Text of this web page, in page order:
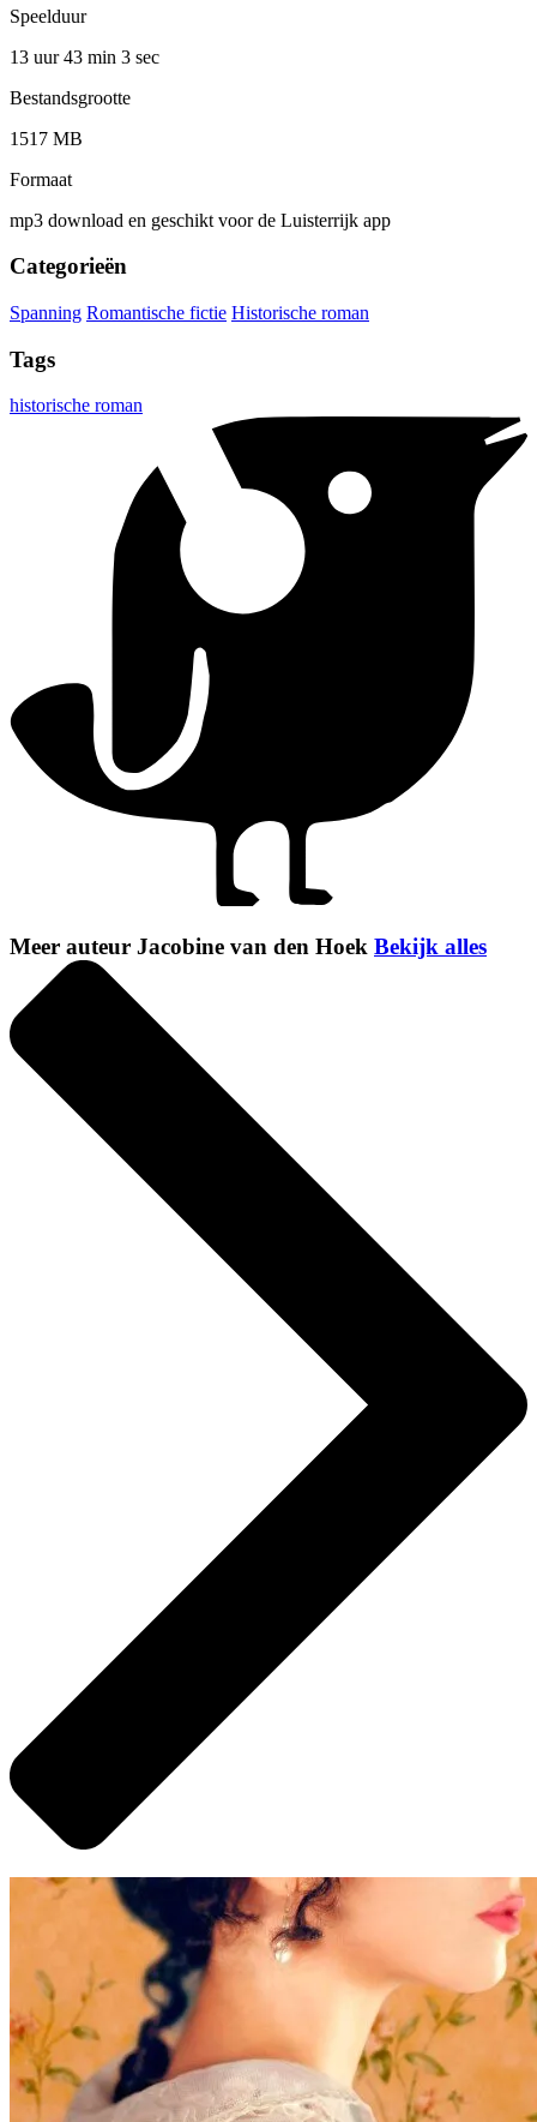
Speelduur
13 uur 43 min 3 sec
Bestandsgrootte
1517 MB
Formaat
mp3 download en geschikt voor de Luisterrijk app
Categorieën
Spanning Romantische fictie Historische roman
Tags
historische roman
Meer auteur Jacobine van den Hoek Bekijk alles